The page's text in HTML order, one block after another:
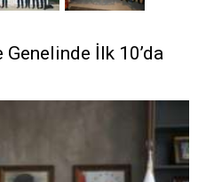
İlk 10’da